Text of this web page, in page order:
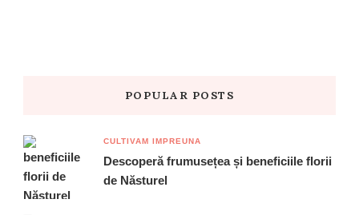
POPULAR POSTS
CULTIVAM IMPREUNA
Descoperă frumusețea și beneficiile florii
de Năsturel